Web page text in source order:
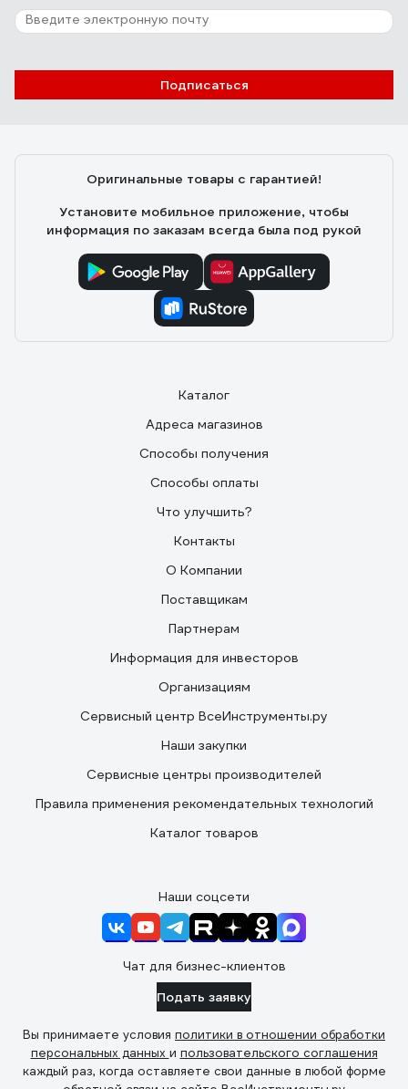
Отзыв о СТМ наружняя резьба, 20х1/2х20
Подписаться
Оригинальные товары с гарантией!
Установите мобильное приложение, чтобы
информация по заказам всегда была под рукой
Каталог
Адреса магазинов
Способы получения
Способы оплаты
Что улучшить?
Контакты
О Компании
Поставщикам
Партнерам
Информация для инвесторов
Организациям
Сервисный центр ВсеИнструменты.ру
Наши закупки
Сервисные центры производителей
Правила применения рекомендательных технологий
Каталог товаров
Наши соцсети
Чат для бизнес-клиентов
Подать заявку
Вы принимаете условия политики в отношении обработки
персональных данных и пользовательского соглашения
каждый раз, когда оставляете свои данные в любой форме